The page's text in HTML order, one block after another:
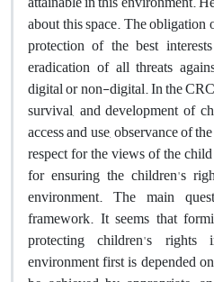
about this space. The
protection of the best
eradication of all threats
digital or non-digital. In the
survival, and development of
access and use, observance of
respect for the views of the
for ensuring the children's
environment. The main
framework. It seems that
protecting children's
environment first is depended